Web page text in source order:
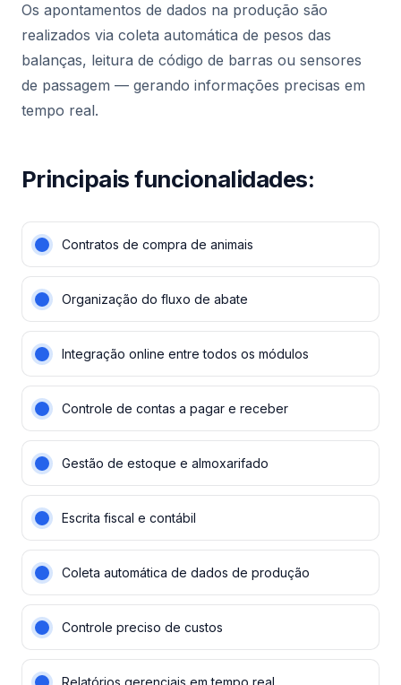
Os apontamentos de dados na produção são
realizados via coleta automática de pesos das
balanças, leitura de código de barras ou sensores
de passagem — gerando informações precisas em
tempo real.
Principais funcionalidades:
Contratos de compra de animais
Organização do fluxo de abate
Integração online entre todos os módulos
Controle de contas a pagar e receber
Gestão de estoque e almoxarifado
Escrita fiscal e contábil
Coleta automática de dados de produção
Controle preciso de custos
Relatórios gerenciais em tempo real